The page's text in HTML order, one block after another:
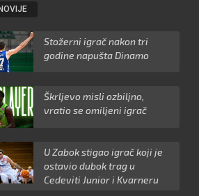
Stožerni igrač nakon tri
godine napušta Dinamo
Škrljevo misli ozbiljno,
vratio se omiljeni igrač
U Zabok stigao igrač koji je
ostavio dubok trag u
Cedeviti Junior i Kvarneru